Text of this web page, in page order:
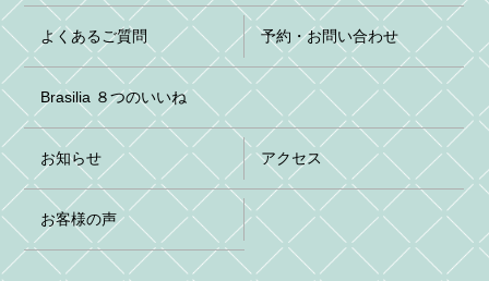
よくあるご質問 予約・お問い合わせ
Brasilia ８つのいいね
お知らせ アクセス
お客様の声